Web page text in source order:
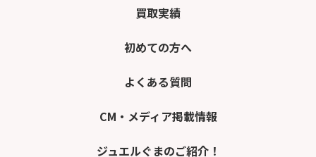
買取実績
初めての方へ
よくある質問
CM・メディア掲載情報
ジュエルぐまのご紹介！